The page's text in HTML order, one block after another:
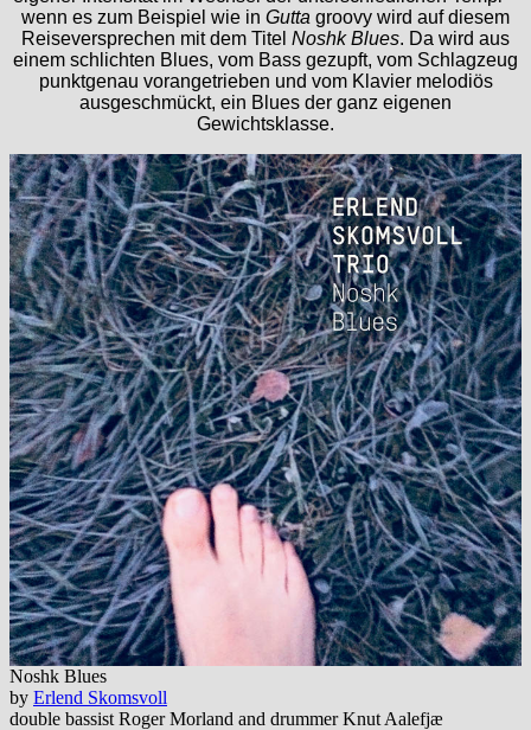
wenn es zum Beispiel wie in Gutta groovy wird auf diesem
Reiseversprechen mit dem Titel Noshk Blues. Da wird aus
einem schlichten Blues, vom Bass gezupft, vom Schlagzeug
punktgenau vorangetrieben und vom Klavier melodiös
ausgeschmückt, ein Blues der ganz eigenen
Gewichtsklasse.
Noshk Blues
by Erlend Skomsvoll
double bassist Roger Morland and drummer Knut Aalefjæ